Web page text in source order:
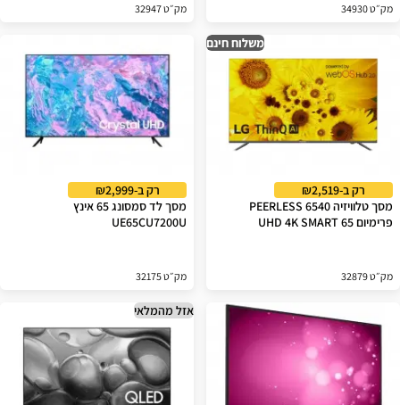
מק״ט 34930 מק״ט 32947
משלוח חינם
רק ב-₪2,519
מסך טלוויזיה PEERLESS 6540
פרימיום UHD 4K SMART 65
מק״ט 32879
רק ב-₪2,999
מסך לד סמסונג 65 אינץ
UE65CU7200U
מק״ט 32175
אזל מהמלאי